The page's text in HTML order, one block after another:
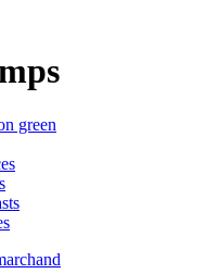
green